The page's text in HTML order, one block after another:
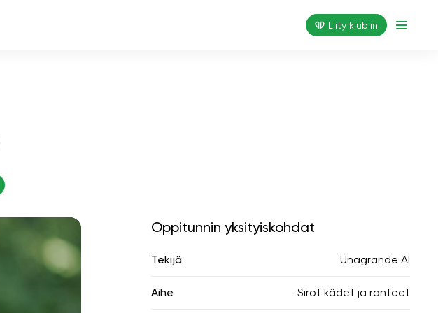
Liity klubiin
Oppitunnin yksityiskohdat
Tekijä Unagrande AI
Aihe Sirot kädet ja ranteet